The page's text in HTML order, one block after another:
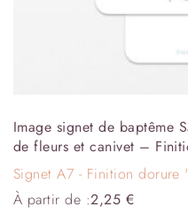
Image signet de baptême
de fleurs et canivet –
Signet A7 - Finition dorure
À partir de :2,25 €